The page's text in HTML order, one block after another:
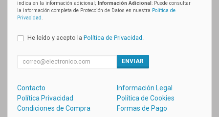
indica en la información adicional;
Información Adicional : Puede consultar
la información completa de Protección de Datos en nuestra Política de
Privacidad.
He leído y acepto la Política de Privacidad .
ENVIAR
Contacto
Información Legal
Política Privacidad
Política de Cookies
Condiciones de Compra
Formas de Pago